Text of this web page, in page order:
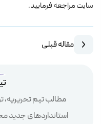
سایت مراجعه فرمایید.
مقاله قبلی
مطالب تیم
استانداردهای جدید